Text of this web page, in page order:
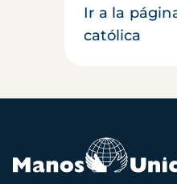
Ir a la
católica